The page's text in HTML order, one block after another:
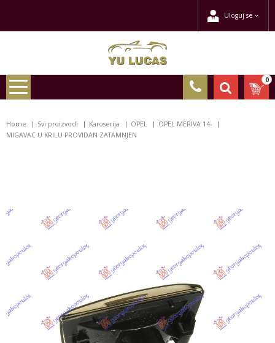
Uloguj se
0
Home Svi proizvodi Karoserija OPEL
OPEL MERIVA 14-
MIGAVAC U KRILU PROVIDAN ZATAMNJEN